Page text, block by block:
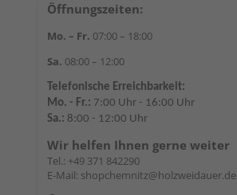
Öffnungszeiten:
Mo. – Fr. 07:00 – 18:00
Sa. 08:00 – 12:00
Telefonische Erreichbarkeit:
Mo. - Fr.: 7:00 Uhr - 16:00 Uhr
Sa.: 8:00 - 12:00 Uhr
Wir helfen Ihnen gerne weiter
Tel.: +49 371 842290
E-Mail: shopchemnitz@holzweidauer.de